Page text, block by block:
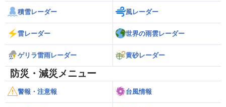
積雪レーダー 風レーダー
雷レーダー 世界の雨雲レーダー
ゲリラ雷雨レーダー 黄砂レーダー
防災・減災メニュー
警報・注意報 台風情報